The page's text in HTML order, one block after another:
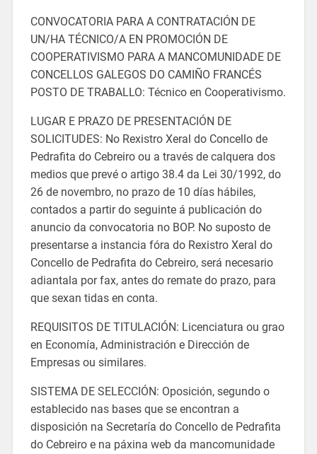
CONVOCATORIA PARA A CONTRATACIÓN DE
UN/HA TÉCNICO/A EN PROMOCIÓN DE
COOPERATIVISMO PARA A MANCOMUNIDADE DE
CONCELLOS GALEGOS DO CAMIÑO FRANCÉS
POSTO DE TRABALLO: Técnico en Cooperativismo.
LUGAR E PRAZO DE PRESENTACIÓN DE
SOLICITUDES: No Rexistro Xeral do Concello de
Pedrafita do Cebreiro ou a través de calquera dos
medios que prevé o artigo 38.4 da Lei 30/1992, do
26 de novembro, no prazo de 10 días hábiles,
contados a partir do seguinte á publicación do
anuncio da convocatoria no BOP. No suposto de
presentarse a instancia fóra do Rexistro Xeral do
Concello de Pedrafita do Cebreiro, será necesario
adiantala por fax, antes do remate do prazo, para
que sexan tidas en conta.
REQUISITOS DE TITULACIÓN: Licenciatura ou grao
en Economía, Administración e Dirección de
Empresas ou similares.
SISTEMA DE SELECCIÓN: Oposición, segundo o
establecido nas bases que se encontran a
disposición na Secretaría do Concello de Pedrafita
do Cebreiro e na páxina web da mancomunidade